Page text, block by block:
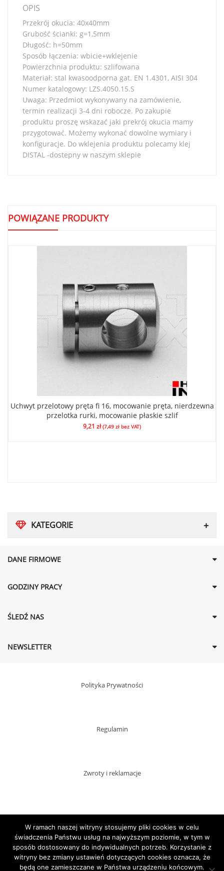
KATEGORIE
OPIS
Przekrój okucia: 40x40mm
Grubość ścianki: g=1,5mm
Długość: h=50mm
Sposób łączenia: wbicie+wklejenie
Powierzchnia produktu: szlifowana
Materiał: stal kwasoodporna gat. EN 1.4301, AISI 304
Numer katalogowy: LZS.4050.15.S
Uwaga: Przedmiot wykonywany na zamówienie,
termin realizacji 3-4 dni robocze. Po zakupie
produktu proszę wskazać jaki prekrój okucia mamy
przygotować. Możemy wykonać dowolne wymiary i
konfiguracje. Do wklejenia produktu polecamy klej
DISTAL -dostepny w naszym sklepie
POWIĄZANE PRODUKTY
Uchwyt przelotowy pręta fi 16, mocowanie pręta, nierdzewna
przelotka rurki, mocowanie płaskie szlif
9,21 zł (7,49 zł bez VAT)
DANE FIRMOWE
GODZINY PRACY
ŚLEDŹ NAS
NEWSLETTER
Polityka Prywatności
Regulamin
Zwroty i reklamacje
Dostawy
Płatności
W ramach naszej witryny stosujemy pliki cookies w celu
świadczenia Państwu usług na najwyższym poziomie, w tym w
sposób dostosowany do indywidualnych potrzeb. Korzystanie z
witryny bez zmiany ustawień dotyczących cookies oznacza, że
będą one zamieszczane w Państwa urządzeniu końcowym.